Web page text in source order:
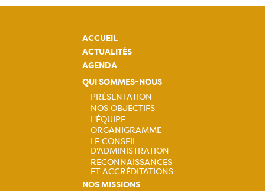
ACCUEIL
ACTUALITÉS
AGENDA
QUI SOMMES-NOUS
Navigation
principale
PRÉSENTATION
NOS OBJECTIFS
L'ÉQUIPE
ORGANIGRAMME
LE CONSEIL
D'ADMINISTRATION
RECONNAISSANCES
ET ACCRÉDITATIONS
NOS MISSIONS